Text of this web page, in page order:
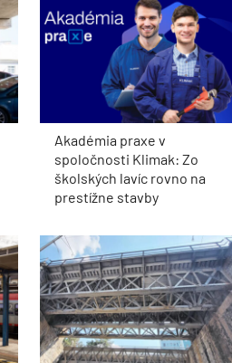
Akadémia praxe v
spoločnosti Klimak: Zo
školských lavíc rovno na
prestížne stavby